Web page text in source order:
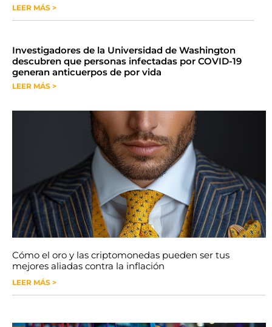
LEER MÁS >
Investigadores de la Universidad de Washington
descubren que personas infectadas por COVID-19
generan anticuerpos de por vida
LEER MÁS >
Cómo el oro y las criptomonedas pueden ser tus
mejores aliadas contra la inflación
LEER MÁS >